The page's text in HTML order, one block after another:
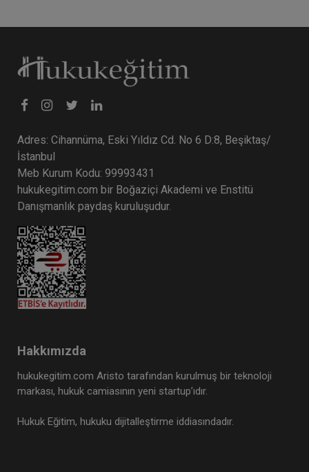
Adres: Cihannüma, Eski Yıldız Cd. No 6 D:8, Beşiktaş/
İstanbul
Meb Kurum Kodu: 99993431
hukukegitim.com bir Boğaziçi Akademi ve Enstitü
Danışmanlık paydaş kuruluşudur.
Hakkımızda
hukukegitim.com Aristo tarafından kurulmuş bir teknoloji
markası, hukuk camiasının yeni startup’ıdır.
Hukuk Eğitim, hukuku dijitalleştirme iddiasındadır.